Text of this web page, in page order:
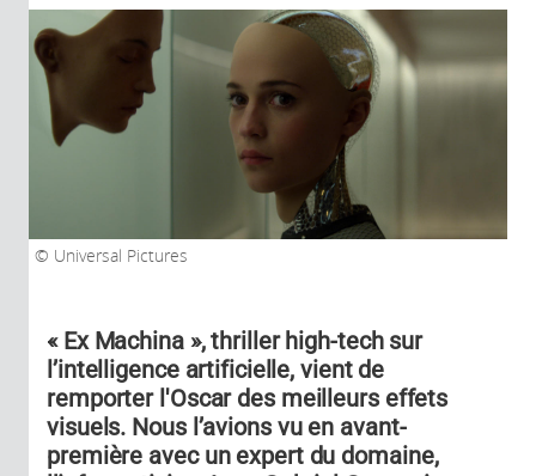
Universal Pictures
« Ex Machina », thriller high-tech sur
l’intelligence artificielle, vient de
remporter l'Oscar des meilleurs effets
visuels. Nous l’avions vu en avant-
première avec un expert du domaine,